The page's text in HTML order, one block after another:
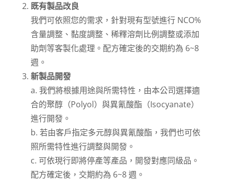
既有製品改良
我們可依照您的需求，針對現有型號進行 NCO%
含量調整、黏度調整、稀釋溶劑比例調整或添加
助劑等客製化處理。配方確定後的交期約為 6~8
週。
新製品開發
a. 我們將根據用途與所需特性，由本公司選擇適
合的聚醇（Polyol）與異氰酸酯（Isocyanate）
進行開發。
b. 若由客戶指定多元醇與異氰酸酯，我們也可依
照所需特性進行調整與開發。
c. 可依現行即將停產等產品，開發對應同級品。
配方確定後，交期約為 6~8 週。